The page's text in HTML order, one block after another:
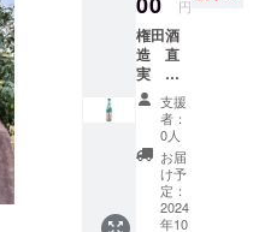
保存料
や着色
料、香
料を加
えず、
砂糖や
酒粕を
使用し
ていな
い麹の
あまざ
ホーム
ページ
へのお
名前掲
載。 埼
玉県産
のお米
「彩の
きず
な」、
ゆずは
円
権田酒
造 直
実 特
別本醸
造 あ
ぶらび
オリジ
ナル
ブルー
ボト
ル
支援
者：
0人
お届
け予
定：
2024
年10